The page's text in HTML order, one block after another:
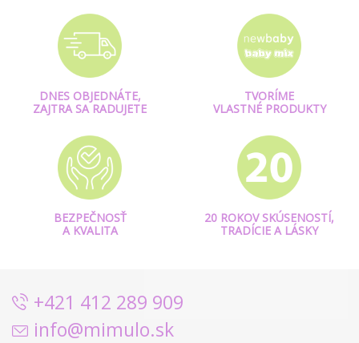
DNES OBJEDNÁTE,
ZAJTRA SA RADUJETE
TVORÍME
VLASTNÉ PRODUKTY
BEZPEČNOSŤ
A KVALITA
20 ROKOV SKÚSENOSTÍ,
TRADÍCIE A LÁSKY
+421 412 289 909
info@mimulo.sk